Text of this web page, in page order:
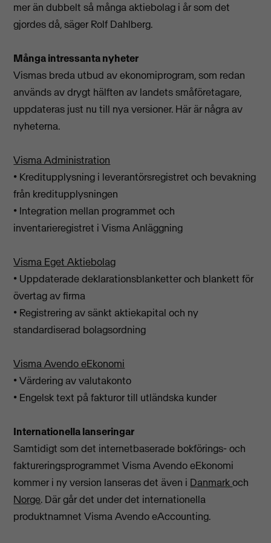
mer än dubbelt så många aktiebolag i år som det
gjordes då, säger Rolf Dahlberg.
Många intressanta nyheter
Vismas breda utbud av ekonomiprogram, som redan
används av drygt hälften av landets småföretagare,
uppdateras just nu till nya versioner. Här är några av
nyheterna.
Visma Administration
• Kreditupplysning i leverantörsregistret och bevakning
från kreditupplysningen
• Integration mellan programmet och
inventarieregistret i Visma Anläggning
Visma Eget Aktiebolag
• Uppdaterade deklarationsblanketter och blankett för
övertag av firma
• Registrering av sänkt aktiekapital och ny
standardiserad bolagsordning
Visma Avendo eEkonomi
• Värdering av valutakonto
• Engelsk text på fakturor till utländska kunder
Internationella lanseringar
Samtidigt som det internetbaserade bokförings- och
faktureringsprogrammet Visma Avendo eEkonomi
kommer i ny version lanseras det även i Danmarkoch
Norge. Där går det under det internationella
produktnamnet Visma Avendo eAccounting.